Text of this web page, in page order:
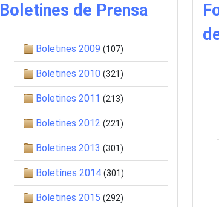
Boletines de Prensa
Boletines 2009 (107)
Boletines 2010 (321)
Boletines 2011 (213)
Boletines 2012 (221)
Boletines 2013 (301)
Boletínes 2014 (301)
Boletines 2015 (292)